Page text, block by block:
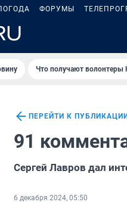
ФОРУМЫ
Что получают волонтеры
ПЕРЕЙТИ К ПУБЛИКАЦИИ
91
Сергей Лавров дал
6 декабря 2024, 05:50